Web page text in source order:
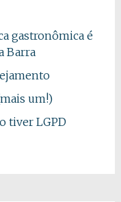
gastronômica é
Barra
um!)
tiver LGPD